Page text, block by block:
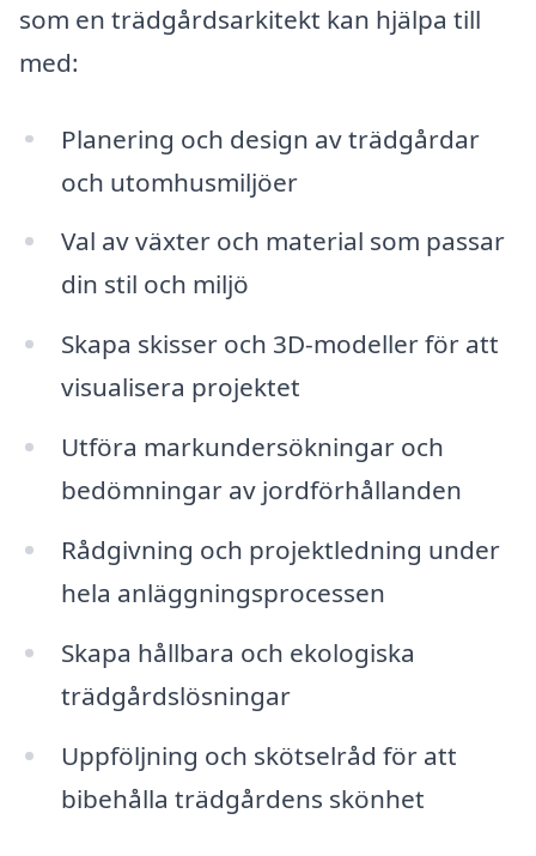
som en trädgårdsarkitekt kan hjälpa till
med:
Planering och design av trädgårdar
och utomhusmiljöer
Val av växter och material som passar
din stil och miljö
Skapa skisser och 3D-modeller för att
visualisera projektet
Utföra markundersökningar och
bedömningar av jordförhållanden
Rådgivning och projektledning under
hela anläggningsprocessen
Skapa hållbara och ekologiska
trädgårdslösningar
Uppföljning och skötselråd för att
bibehålla trädgårdens skönhet